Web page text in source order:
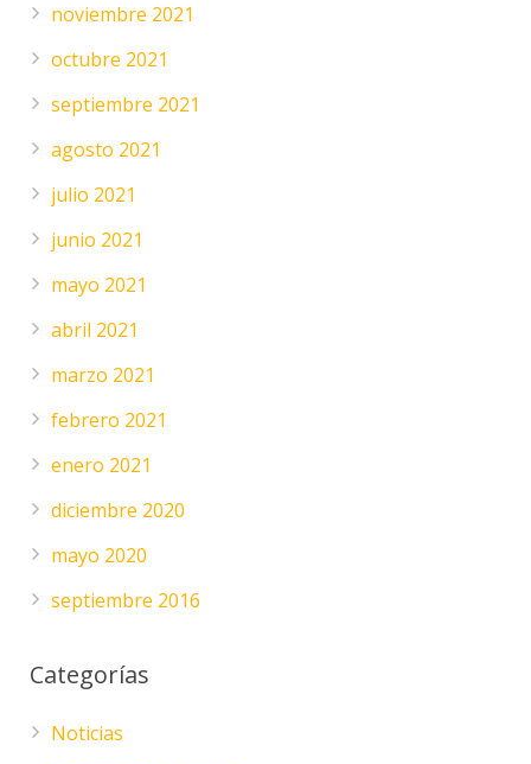
noviembre 2021
octubre 2021
septiembre 2021
agosto 2021
julio 2021
junio 2021
mayo 2021
abril 2021
marzo 2021
febrero 2021
enero 2021
diciembre 2020
mayo 2020
septiembre 2016
Categorías
Noticias